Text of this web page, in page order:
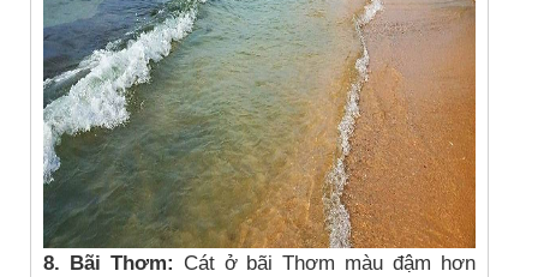
8. Bãi Thơm: Cát ở bãi Thơm màu đậm hơn